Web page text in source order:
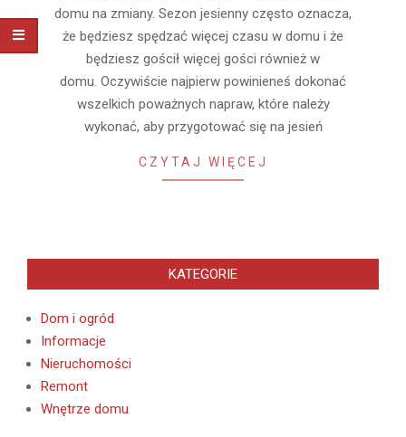
domu na zmiany. Sezon jesienny często oznacza,
że ​​będziesz spędzać więcej czasu w domu i że
będziesz gościł więcej gości również w
domu. Oczywiście najpierw powinieneś dokonać
wszelkich poważnych napraw, które należy
wykonać, aby przygotować się na jesień
CZYTAJ WIĘCEJ
KATEGORIE
Dom i ogród
Informacje
Nieruchomości
Remont
Wnętrze domu